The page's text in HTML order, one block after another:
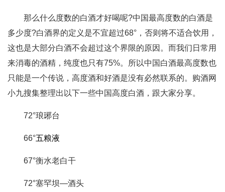
那么什么度数的白酒才好喝呢?中国最高度数的白酒是
多少度?白酒界的定义是不宜超过68°，否则将不适合饮用，
这也是大部分白酒不会超过这个界限的原因。而我们日常用
来消毒的酒精，纯度也只有75%。所以中国白酒最高度数也
只能是一个传说，高度酒和好酒是没有必然联系的。购酒网
小九搜集整理出以下一些中国高度白酒，跟大家分享。
72°琅琊台
66°五粮液
67°衡水老白干
72°塞罕坝—酒头